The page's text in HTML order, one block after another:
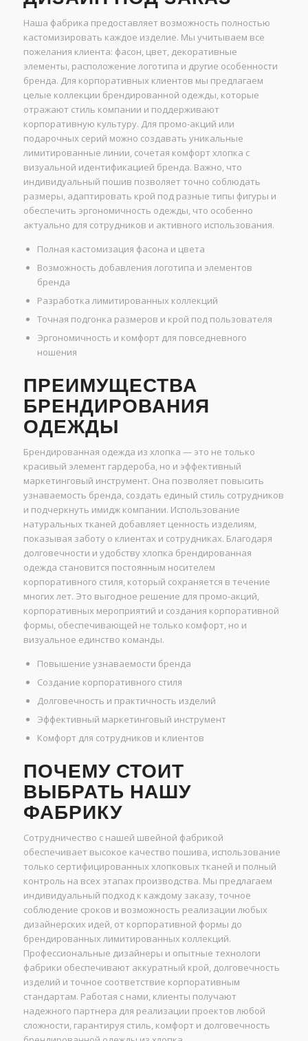
Наша фабрика предоставляет возможность полностью
кастомизировать каждое изделие. Мы учитываем все
пожелания клиента: фасон, цвет, декоративные
элементы, расположение логотипа и другие особенности
бренда. Для корпоративных клиентов мы предлагаем
целые коллекции брендированной одежды, которые
отражают стиль компании и поддерживают
корпоративную культуру. Для промо-акций или
подарочных серий можно создавать уникальные
лимитированные линии, сочетая комфорт хлопка с
визуальной идентификацией бренда. Важно, что
индивидуальный пошив позволяет точно соблюдать
размеры, адаптировать крой под разные типы фигуры и
обеспечить эргономичность одежды, что особенно
актуально для сотрудников и активного использования.
Полная кастомизация фасона и цвета
Возможность добавления логотипа и элементов
бренда
Разработка лимитированных коллекций
Точная подгонка размеров и крой под пользователя
Эргономичность и комфорт для повседневного
ношения
ПРЕИМУЩЕСТВА
БРЕНДИРОВАНИЯ
ОДЕЖДЫ
Брендированная одежда из хлопка — это не только
красивый элемент гардероба, но и эффективный
маркетинговый инструмент. Она позволяет повысить
узнаваемость бренда, создать единый стиль сотрудников
и подчеркнуть имидж компании. Использование
натуральных тканей добавляет ценность изделиям,
показывая заботу о клиентах и сотрудниках. Благодаря
долговечности и удобству хлопка брендированная
одежда становится постоянным носителем
корпоративного стиля, который сохраняется в течение
многих лет. Это выгодное решение для промо-акций,
корпоративных мероприятий и создания корпоративной
формы, обеспечивающей не только комфорт, но и
визуальное единство команды.
Повышение узнаваемости бренда
Создание корпоративного стиля
Долговечность и практичность изделий
Эффективный маркетинговый инструмент
Комфорт для сотрудников и клиентов
ПОЧЕМУ СТОИТ
ВЫБРАТЬ НАШУ
ФАБРИКУ
Сотрудничество с нашей швейной фабрикой
обеспечивает высокое качество пошива, использование
только сертифицированных хлопковых тканей и полный
контроль на всех этапах производства. Мы предлагаем
индивидуальный подход к каждому заказу, точное
соблюдение сроков и возможность реализации любых
дизайнерских идей, от корпоративной формы до
брендированных лимитированных коллекций.
Профессиональные дизайнеры и опытные технологи
фабрики обеспечивают аккуратный крой, долговечность
изделий и точное соответствие корпоративным
стандартам. Работая с нами, клиенты получают
надежного партнера для реализации проектов любой
сложности, гарантируя стиль, комфорт и долговечность